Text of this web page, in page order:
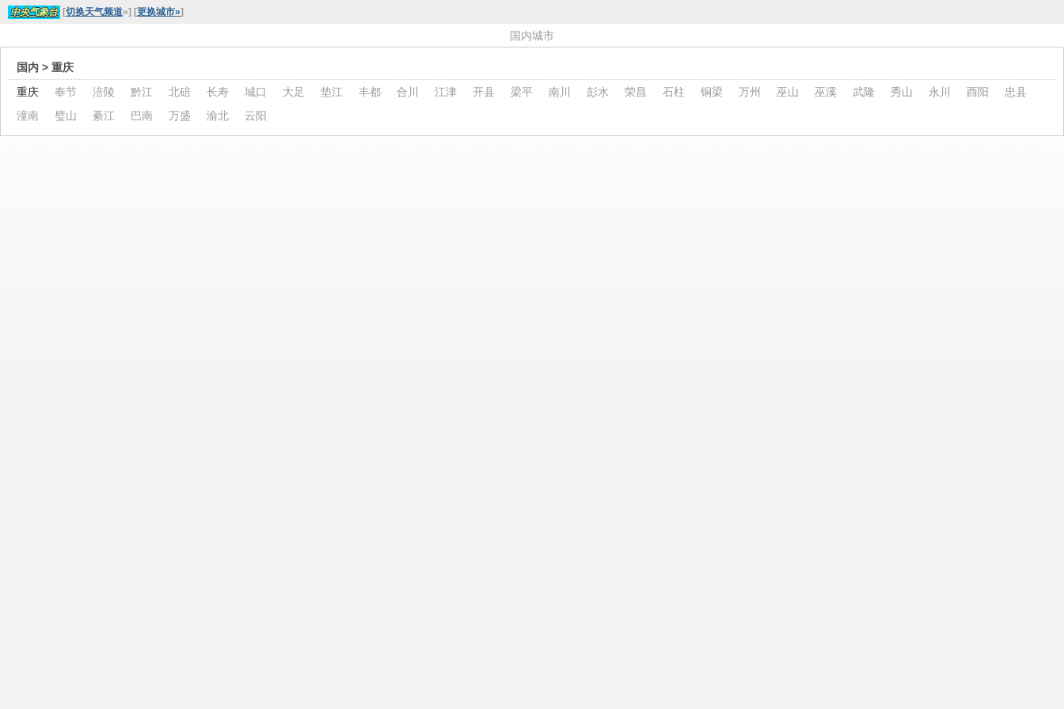
中央气象台 [切换天气频道»] [更换城市»]
国内城市
国内 > 重庆
重庆
奉节 涪陵 黔江 北碚 长寿 城口 大足 垫江 丰都 合川 江津 开县 梁平 南川 彭水 荣昌 石柱 铜梁 万州 巫山 巫溪 武隆 秀山 永川 酉阳
忠县
潼南
璧山 綦江 巴南 万盛 渝北 云阳